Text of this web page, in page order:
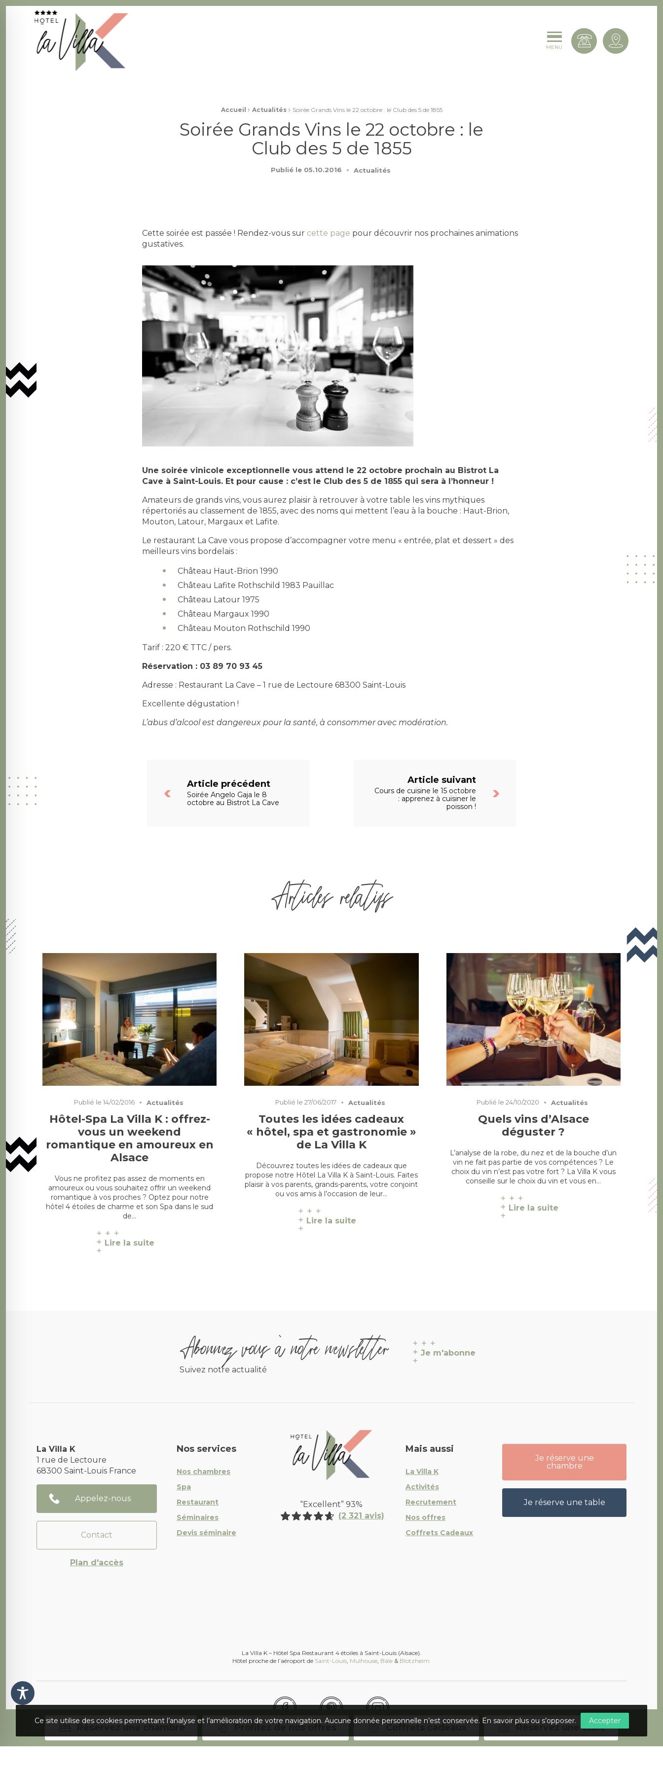
La Villa K Hôtel Spa Restaurant 4 étoiles
MENU Contactez-
Accueil › Actualités › Soirée Grands Vins le 22 octobre : le Club des 5 de 1855
Soirée Grands Vins le 22 octobre : le
Club des 5 de 1855
Publié le 05.10.2016 Actualités
Cette soirée est passée ! Rendez-vous sur cette page pour découvrir nos prochaines animations
gustatives.
Une soirée vinicole exceptionnelle vous attend le 22 octobre prochain au Bistrot La
Cave à Saint-Louis. Et pour cause : c’est le Club des 5 de 1855 qui sera à l’honneur !
Amateurs de grands vins, vous aurez plaisir à retrouver à votre table les vins mythiques
répertoriés au classement de 1855, avec des noms qui mettent l’eau à la bouche : Haut-Brion,
Mouton, Latour, Margaux et Lafite.
Le restaurant La Cave vous propose d’accompagner votre menu « entrée, plat et dessert » des
meilleurs vins bordelais :
Château Haut-Brion 1990
Château Lafite Rothschild 1983 Pauillac
Château Latour 1975
Château Margaux 1990
Château Mouton Rothschild 1990
Tarif : 220 € TTC / pers.
Réservation : 03 89 70 93 45
Adresse : Restaurant La Cave – 1 rue de Lectoure 68300 Saint-Louis
Excellente dégustation !
L’abus d’alcool est dangereux pour la santé, à consommer avec modération.
Article précédent
Soirée Angelo Gaja le 8
octobre au Bistrot La Cave
Article suivant
Cours de cuisine le 15 octobre
: apprenez à cuisiner le
poisson !
Articles relatifs
Publié le 14/02/2016 Actualités
Hôtel-Spa La Villa K : offrez-
vous un weekend
romantique en amoureux en
Alsace
Vous ne profitez pas assez de moments en
amoureux ou vous souhaitez offrir un weekend
romantique à vos proches ? Optez pour notre
hôtel 4 étoiles de charme et son Spa dans le sud
de…
Lire la suite
Publié le 27/06/2017 Actualités
Toutes les idées cadeaux
« hôtel, spa et gastronomie »
de La Villa K
Découvrez toutes les idées de cadeaux que
propose notre Hôtel La Villa K à Saint-Louis. Faites
plaisir à vos parents, grands-parents, votre conjoint
ou vos amis à l’occasion de leur…
Lire la suite
Publié le 24/10/2020 Actualités
Quels vins d’Alsace
déguster ?
L’analyse de la robe, du nez et de la bouche d’un
vin ne fait pas partie de vos compétences ? Le
choix du vin n’est pas votre fort ? La Villa K vous
conseille sur le choix du vin et vous en…
Lire la suite
Abonnez vous à notre newsletter
Suivez notre actualité
Je m'abonne
La Villa K
1 rue de Lectoure
68300 Saint-Louis France
Appelez-nous
Contact
Plan d'accès
Nos services
Nos chambres
Spa
Restaurant
Séminaires
Devis séminaire
La Villa K Hôtel Spa Restaurant 4 étoiles
“Excellent” 93%
(2 321 avis)
Mais aussi
La Villa K
Activités
Recrutement
Nos offres
Coffrets Cadeaux
Je réserve une
chambre
Je réserve une table
La Villa K – Hôtel Spa Restaurant 4 étoiles à Saint-Louis (Alsace).
Hôtel proche de l’aéroport de Saint-Louis, Mulhouse, Bâle& Blotzheim
Facebook Instagram
Réservez une chambre Profitez de nos offres Réservez une table
Ce site utilise des cookies permettant l’analyse et l’amélioration de votre navigation. Aucune donnée personnelle n’est conservée. En savoir plus ou s’opposer. Accepter